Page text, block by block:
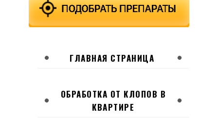
ГЛАВНАЯ СТРАНИЦА
ОБРАБОТКА ОТ КЛОПОВ В
КВАРТИРЕ